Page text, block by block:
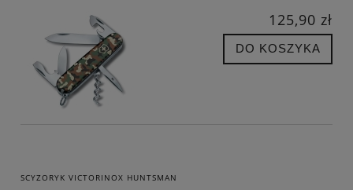
125,90 zł
DO KOSZYKA
SCYZORYK VICTORINOX HUNTSMAN